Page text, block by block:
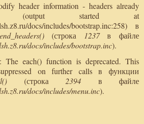
header information - headers already
started at
docs/includes/bootstrap.inc:258) в
(строка 1237в файле
docs/includes/bootstrap.inc).
: The each() function is deprecated. This
on further calls в функции
(строка 2394 в файле
docs/includes/menu.inc).